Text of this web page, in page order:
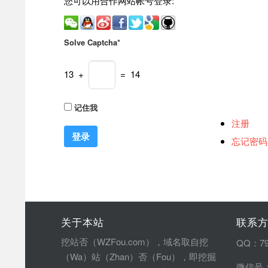
Solve Captcha*
13 + = 14
记住我
注册
忘记密码
关于本站
挖站否（WZFou.com），域名取自挖
（Wa）站（Zhan）否（Fou），即挖掘
联系
QQ：